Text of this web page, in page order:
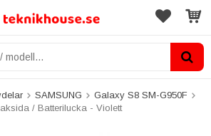
SAMSUNG
Galaxy S8 SM-G950F
/ Batterilucka - Violett